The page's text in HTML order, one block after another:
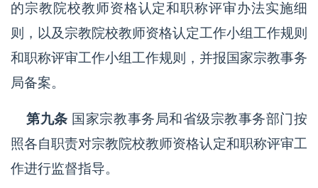
的宗教院校教师资格认定和职称评审办法实施细
则，以及宗教院校教师资格认定工作小组工作规则
和职称评审工作小组工作规则，并报国家宗教事务
局备案。
第九条 国家宗教事务局和省级宗教事务部门按
照各自职责对宗教院校教师资格认定和职称评审工
作进行监督指导。